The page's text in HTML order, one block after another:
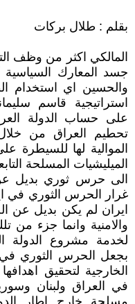
بقلم : طلال بركات
المالكي اكثر من وظف
جسد المعارك السياسية
والحسين اي استخدام
استراتيجية قاسم
على حساب الدولة
تحطيم العراق من
الموالية لها
الميليشيات المسلحة
الى حرس ثوري بديل
غرار الحرس الثوري في
ايران لم يكن بديل عن
والامنية وانما جزء من
لخدمة مشروع الدولة
بجعل الحرس الثوري في
الخارجية لتحقيق
في العراق ولبنان